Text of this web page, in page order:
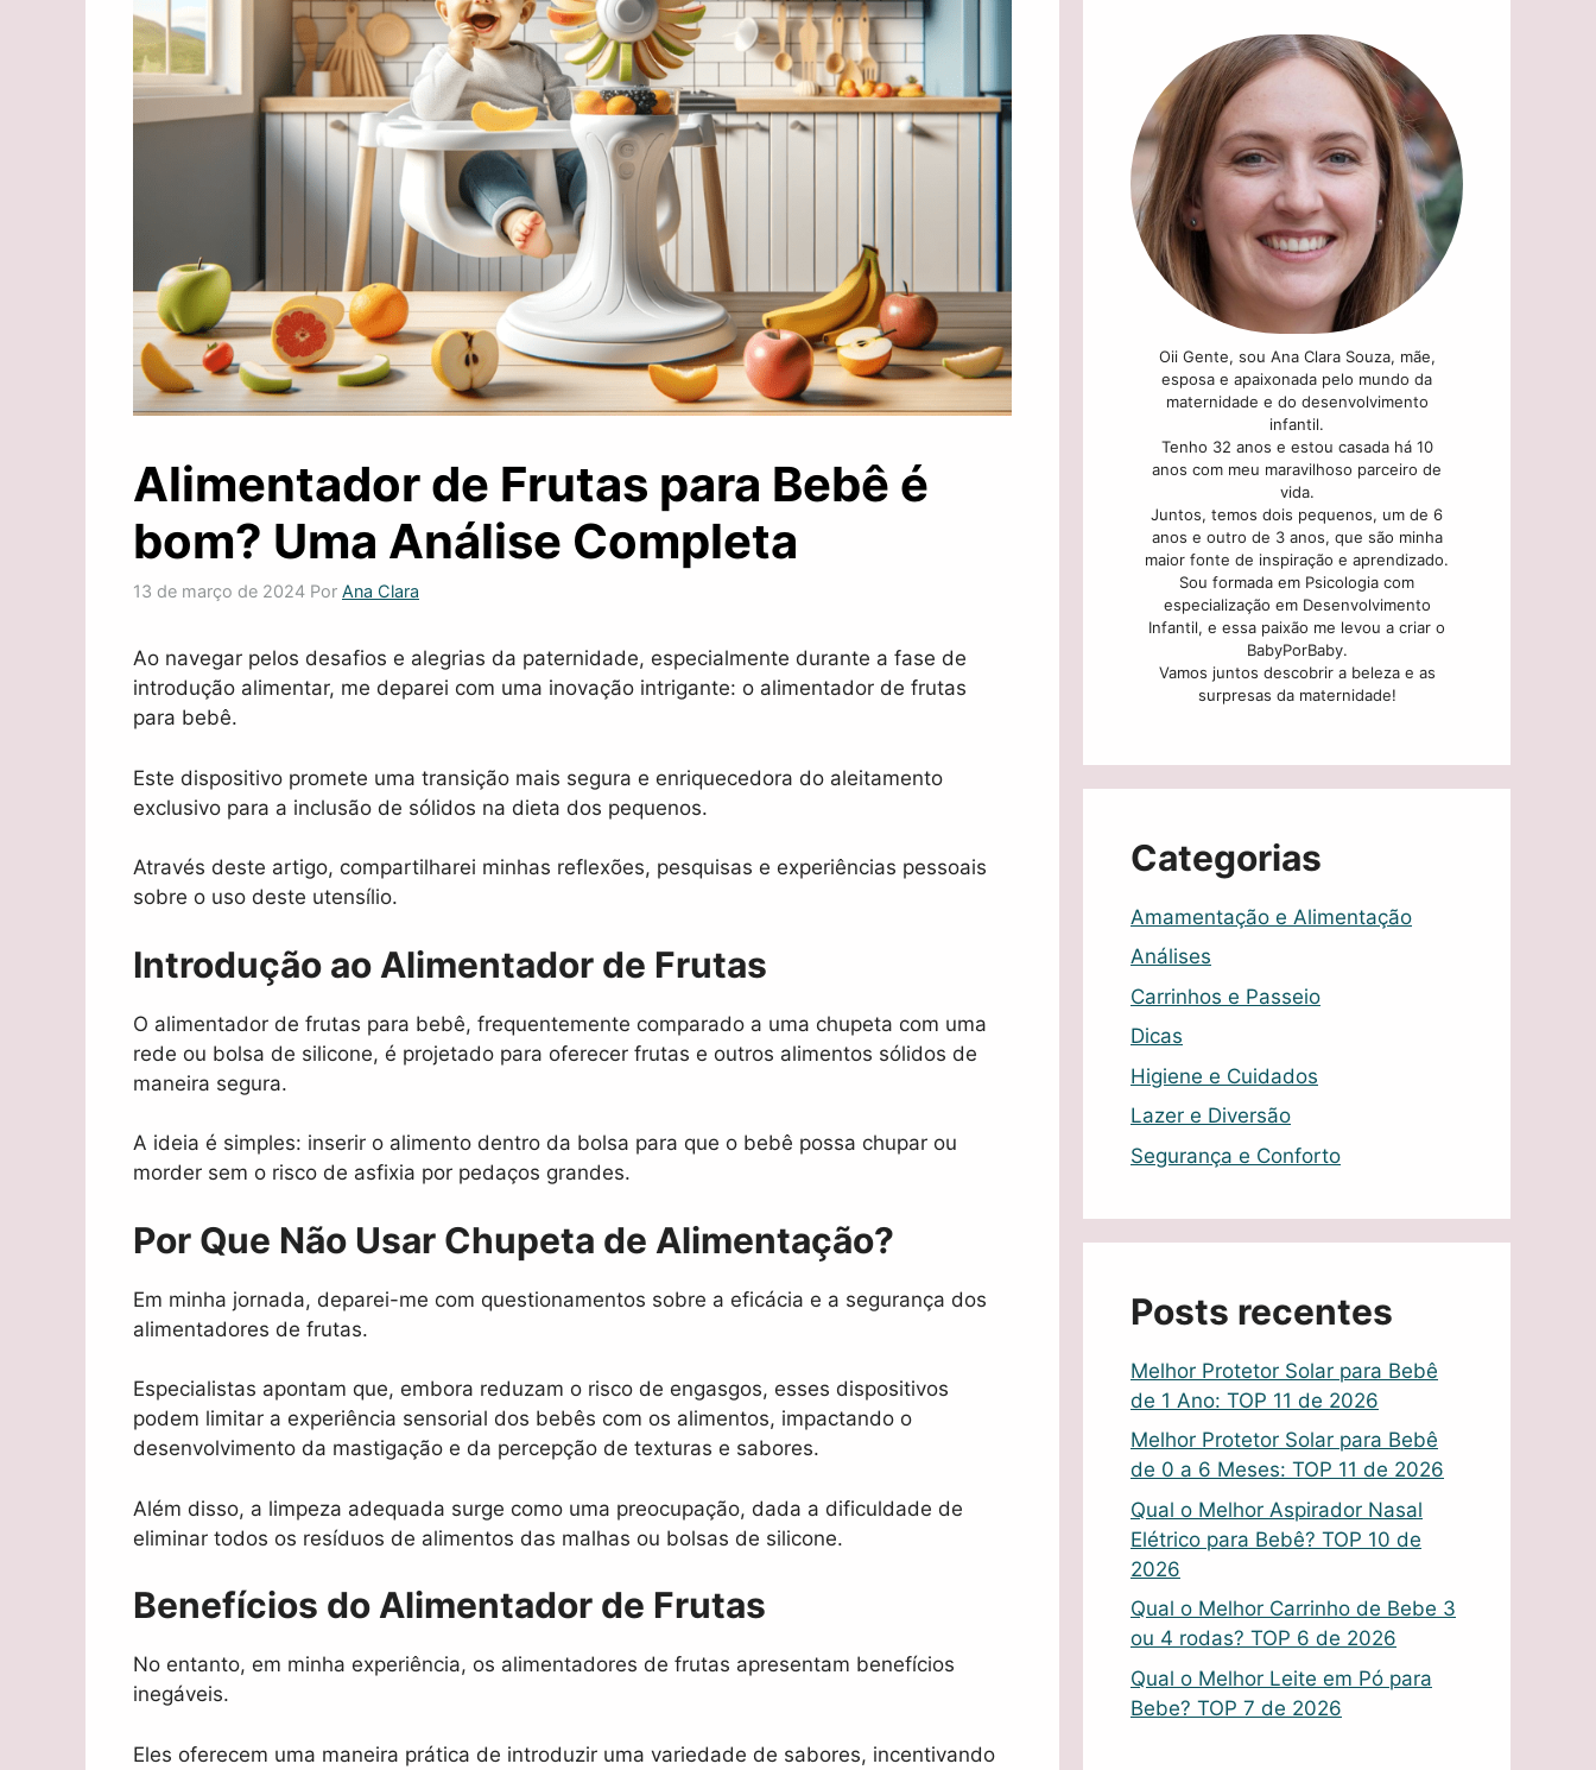
Alimentador de Frutas para Bebê é
bom? Uma Análise Completa
13 de março de 2024 Por Ana Clara
Ao navegar pelos desafios e alegrias da paternidade, especialmente durante a fase de
introdução alimentar, me deparei com uma inovação intrigante: o alimentador de frutas
para bebê.
Este dispositivo promete uma transição mais segura e enriquecedora do aleitamento
exclusivo para a inclusão de sólidos na dieta dos pequenos.
Através deste artigo, compartilharei minhas reflexões, pesquisas e experiências pessoais
sobre o uso deste utensílio.
Introdução ao Alimentador de Frutas
O alimentador de frutas para bebê, frequentemente comparado a uma chupeta com uma
rede ou bolsa de silicone, é projetado para oferecer frutas e outros alimentos sólidos de
maneira segura.
A ideia é simples: inserir o alimento dentro da bolsa para que o bebê possa chupar ou
morder sem o risco de asfixia por pedaços grandes.
Por Que Não Usar Chupeta de Alimentação?
Em minha jornada, deparei-me com questionamentos sobre a eficácia e a segurança dos
alimentadores de frutas.
Especialistas apontam que, embora reduzam o risco de engasgos, esses dispositivos
podem limitar a experiência sensorial dos bebês com os alimentos, impactando o
desenvolvimento da mastigação e da percepção de texturas e sabores.
Além disso, a limpeza adequada surge como uma preocupação, dada a dificuldade de
eliminar todos os resíduos de alimentos das malhas ou bolsas de silicone.
Benefícios do Alimentador de Frutas
No entanto, em minha experiência, os alimentadores de frutas apresentam benefícios
inegáveis.
Eles oferecem uma maneira prática de introduzir uma variedade de sabores, incentivando
Oii Gente, sou Ana Clara Souza, mãe,
esposa e apaixonada pelo mundo da
maternidade e do desenvolvimento
infantil.
Tenho 32 anos e estou casada há 10
anos com meu maravilhoso parceiro de
vida.
Juntos, temos dois pequenos, um de 6
anos e outro de 3 anos, que são minha
maior fonte de inspiração e aprendizado.
Sou formada em Psicologia com
especialização em Desenvolvimento
Infantil, e essa paixão me levou a criar o
BabyPorBaby.
Vamos juntos descobrir a beleza e as
surpresas da maternidade!
Categorias
Amamentação e Alimentação
Análises
Carrinhos e Passeio
Dicas
Higiene e Cuidados
Lazer e Diversão
Segurança e Conforto
Posts recentes
Melhor Protetor Solar para Bebê
de 1 Ano: TOP 11 de 2026
Melhor Protetor Solar para Bebê
de 0 a 6 Meses: TOP 11 de 2026
Qual o Melhor Aspirador Nasal
Elétrico para Bebê? TOP 10 de
2026
Qual o Melhor Carrinho de Bebe 3
ou 4 rodas? TOP 6 de 2026
Qual o Melhor Leite em Pó para
Bebe? TOP 7 de 2026